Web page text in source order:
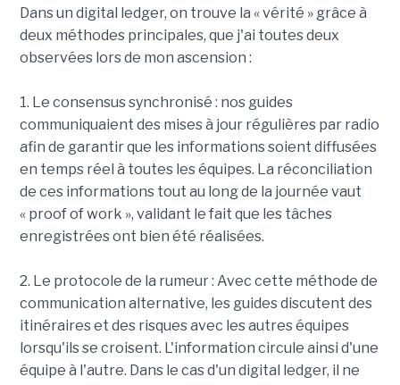
Dans un digital ledger, on trouve la « vérité » grâce à
deux méthodes principales, que j'ai toutes deux
observées lors de mon ascension :
1. Le consensus synchronisé : nos guides
communiquaient des mises à jour régulières par radio
afin de garantir que les informations soient diffusées
en temps réel à toutes les équipes. La réconciliation
de ces informations tout au long de la journée vaut
« proof of work », validant le fait que les tâches
enregistrées ont bien été réalisées.
2. Le protocole de la rumeur : Avec cette méthode de
communication alternative, les guides discutent des
itinéraires et des risques avec les autres équipes
lorsqu'ils se croisent. L'information circule ainsi d'une
équipe à l'autre. Dans le cas d'un digital ledger, il ne